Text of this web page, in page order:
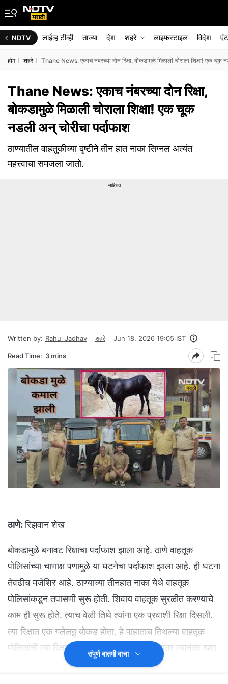
NDTV लाईव्ह टीव्ही ताज्या देश शहरे लाइफस्टाइल विदेश
होम शहरे Thane News: एकाच नंबरच्या दोन रिक्षा, बोकडामुळे मिळाली चोराला शिक्षा! एक चूक
Thane News: एकाच नंबरच्या दोन रिक्षा,
बोकडामुळे मिळाली चोराला शिक्षा! एक चूक
नडली अन् चोरीचा पर्दाफाश
ठाण्यातील वाहतुकीच्या दृष्टीने तीन हात नाका सिग्नल अत्यंत
महत्त्वाचा समजला जातो.
जाहिरात
Written by: Rahul Jadhav शहरे Jun 18, 2026 19:05 IST
Read Time: 3 mins
ठाणे: रिझवान शेख
बोकडामुळे बनावट रिक्षाचा पर्दाफाश झाला आहे. ठाणे वाहतूक
पोलिसांच्या चाणाक्ष पणामुळे या घटनेचा पर्दाफाश झाला आहे. ही घटना
तेवढीच मजेशिर आहे. ठाण्याच्या तीनहात नाका येथे वाहतूक
पोलिसांकडून तपासणी सुरू होती. शिवाय वाहतूक सुरळीत करण्याचे
काम ही सुरू होते. त्याच वेळी तिथे त्यांना एक प्रवाशी रिक्षा दिसली.
त्या रिक्षात एक गलेलठ्ठ बोकड होता. हे पाहाताच तिथल्या वाहतूक
पोलिसांनी त्या रिक्षावर ऑनलाईन दंड आकारला. मात्र त्यानंतर खरा
खेळ सुरू झाला. ऑनलाईन दंड आकारला एकाला पण तो मिळाला
संपूर्ण बातमी वाचा